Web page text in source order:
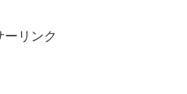
ーリンク